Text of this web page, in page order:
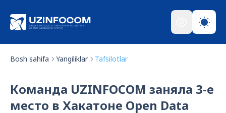
Bosh sahifa Yangiliklar Tafsilotlar
Команда UZINFOCOM заняла 3-е
место в Хакатоне Open Data